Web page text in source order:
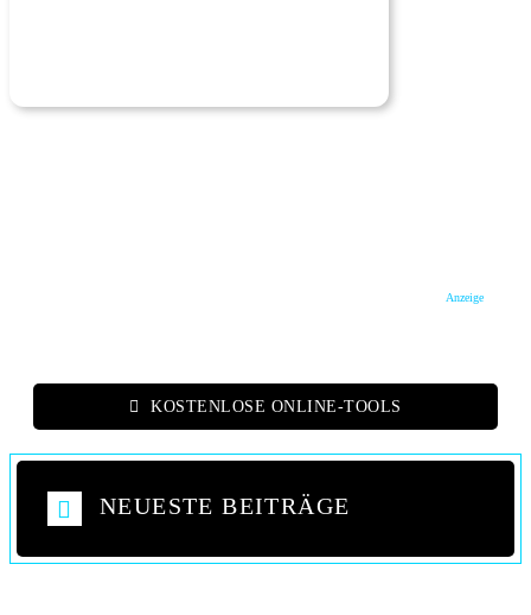
Anzeige
KOSTENLOSE ONLINE-TOOLS
NEUESTE BEITRÄGE